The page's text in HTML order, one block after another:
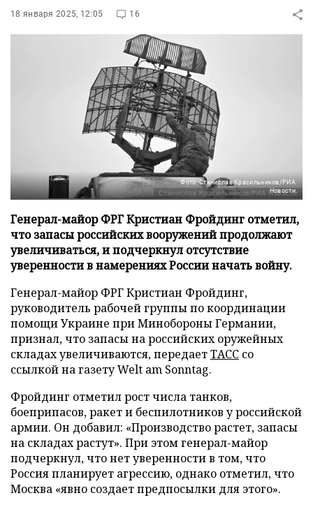
18 января 2025, 12:05 16
Фото: Станислав Красильников/РИА
Новости
Генерал-майор ФРГ Кристиан Фройдинг отметил,
что запасы российских вооружений продолжают
увеличиваться, и подчеркнул отсутствие
уверенности в намерениях России начать войну.
Генерал-майор ФРГ Кристиан Фройдинг,
руководитель рабочей группы по координации
помощи Украине при Минобороны Германии,
признал, что запасы на российских оружейных
складах увеличиваются, передаетТАСС со
ссылкой на газету Welt am Sonntag.
Фройдинг отметил рост числа танков,
боеприпасов, ракет и беспилотников у российской
армии. Он добавил: «Производство растет, запасы
на складах растут». При этом генерал-майор
подчеркнул, что нет уверенности в том, что
Россия планирует агрессию, однако отметил, что
Москва «явно создает предпосылки для этого».